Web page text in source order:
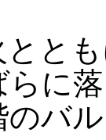
とも
らに
バ